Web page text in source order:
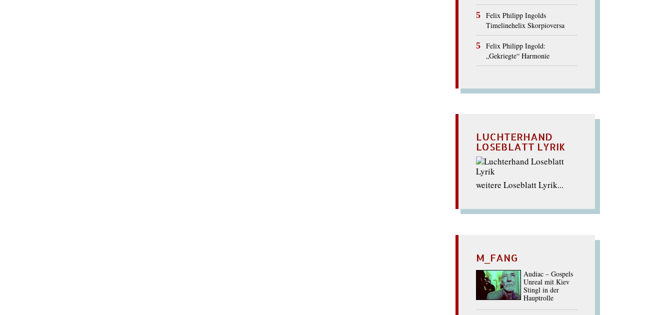
Felix Philipp Ingolds
Timelinehelix Skorpioversa
Felix Philipp Ingold:
„Gekriegte“ Harmonie
LUCHTERHAND
LOSEBLATT LYRIK
weitere Loseblatt Lyrik...
M_FANG
Audiac – Gospels
Unreal mit Kiev
Stingl in der
Hauptrolle